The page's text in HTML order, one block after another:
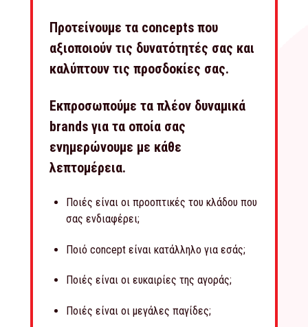
Προτείνουμε τα concepts που
αξιοποιούν τις δυνατότητές σας και
καλύπτουν τις προσδοκίες σας.
Εκπροσωπούμε τα πλέον δυναμικά
brands για τα οποία σας
ενημερώνουμε με κάθε
λεπτομέρεια.
Ποιές είναι οι προοπτικές του κλάδου που
σας ενδιαφέρει;
Ποιό concept είναι κατάλληλο για εσάς;
Ποιές είναι οι ευκαιρίες της αγοράς;
Ποιές είναι οι μεγάλες παγίδες;